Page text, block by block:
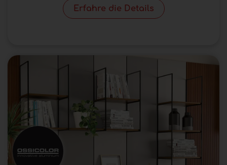
Erfahre die Details